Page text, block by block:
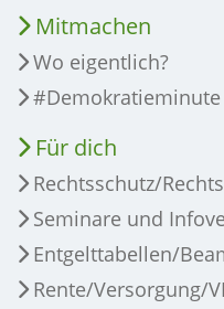
Mitmachen
Wo eigentlich?
#Demokratieminute
Für dich
Rechtsschutz/
Seminare und
Entgelttabellen/
Rente/Versorgung/